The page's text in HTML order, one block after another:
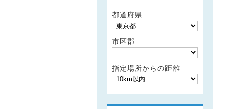
都道府県
市区郡
指定場所からの距離